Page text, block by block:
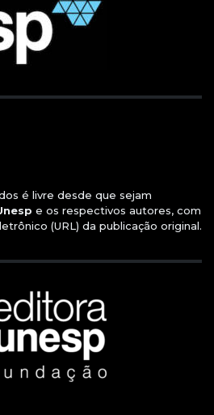
é livre desde que sejam
e os respectivos autores, com
(URL) da publicação original.